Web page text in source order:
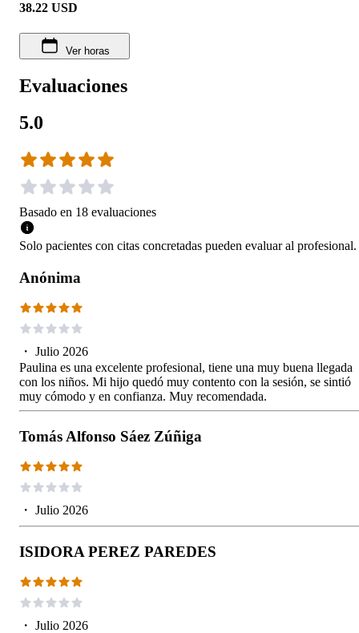
38.22 USD
Ver horas
Evaluaciones
5.0
Basado en 18 evaluaciones
Solo pacientes con citas concretadas pueden evaluar al profesional.
Anónima
・ Julio 2026
Paulina es una excelente profesional, tiene una muy buena llegada
con los niños. Mi hijo quedó muy contento con la sesión, se sintió
muy cómodo y en confianza. Muy recomendada.
Tomás Alfonso Sáez Zúñiga
・ Julio 2026
ISIDORA PEREZ PAREDES
・ Julio 2026